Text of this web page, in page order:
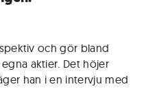
och gör bland
aktier. Det höjer
han i en intervju med